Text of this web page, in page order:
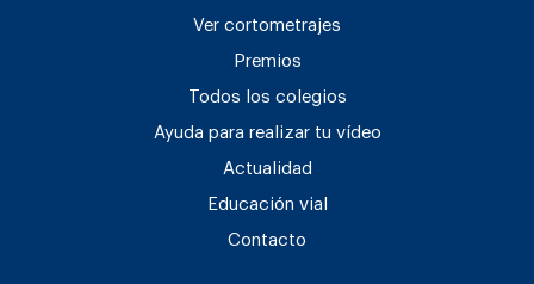
Ver cortometrajes
Premios
Todos los colegios
Ayuda para realizar tu vídeo
Actualidad
Educación vial
Contacto